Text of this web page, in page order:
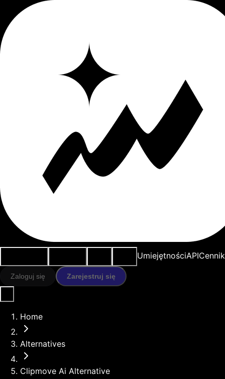
UmiejętnościAPICennik
Zaloguj się Zarejestruj się
Home
Alternatives
Clipmove Ai Alternative